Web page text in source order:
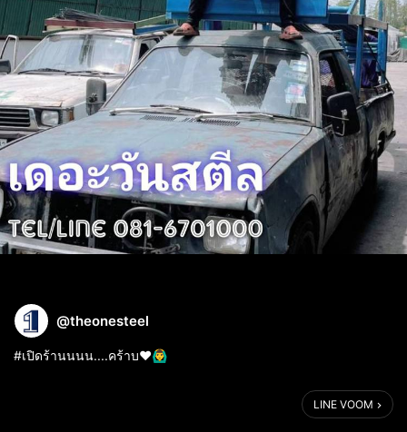
@theonesteel
#เปิดร้านนนน....คร้าบ❤🙆‍♂️
LINE VOOM